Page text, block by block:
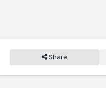
Share